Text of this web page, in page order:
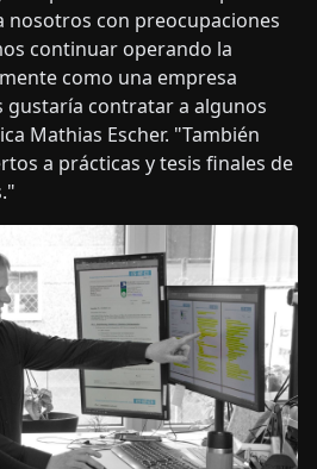
nosotros con preocupaciones
continuar operando la
como una empresa
contratar a algunos
Mathias Escher. "También
a prácticas y tesis finales de